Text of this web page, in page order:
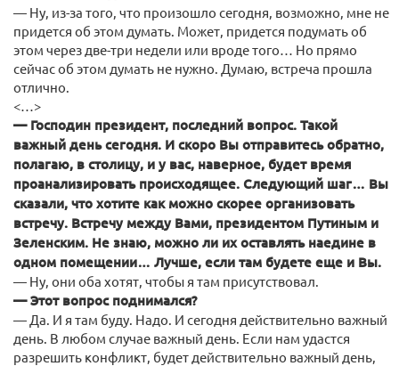
— Ну, из-за того, что произошло сегодня, возможно, мне не
придется об этом думать. Может, придется подумать об
этом через две-три недели или вроде того… Но прямо
сейчас об этом думать не нужно. Думаю, встреча прошла
отлично.
<…>
— Господин президент, последний вопрос. Такой
важный день сегодня. И скоро Вы отправитесь обратно,
полагаю, в столицу, и у вас, наверное, будет время
проанализировать происходящее. Следующий шаг… Вы
сказали, что хотите как можно скорее организовать
встречу. Встречу между Вами, президентом Путиным и
Зеленским. Не знаю, можно ли их оставлять наедине в
одном помещении… Лучше, если там будете еще и Вы.
— Ну, они оба хотят, чтобы я там присутствовал.
— Этот вопрос поднимался?
— Да. И я там буду. Надо. И сегодня действительно важный
день. В любом случае важный день. Если нам удастся
разрешить конфликт, будет действительно важный день,